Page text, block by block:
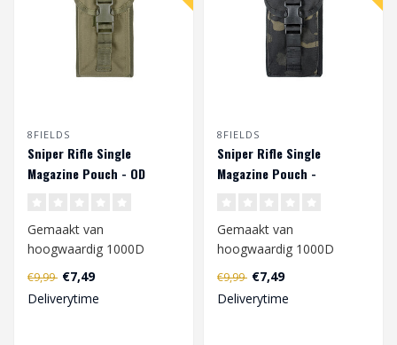
8FIELDS
Sniper Rifle Single
Magazine Pouch - OD
Gemaakt van
hoogwaardig 1000D
door een hoge weerstand
tege..
€9,99 €7,49
Deliverytime
8FIELDS
Sniper Rifle Single
Magazine Pouch -
Gemaakt van
hoogwaardig 1000D
door een hoge weerstand
tege..
€9,99 €7,49
Deliverytime